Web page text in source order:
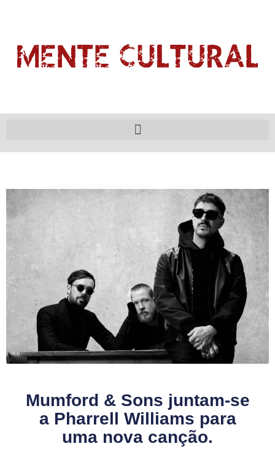
Mumford & Sons juntam-se
a Pharrell Williams para
uma nova canção.